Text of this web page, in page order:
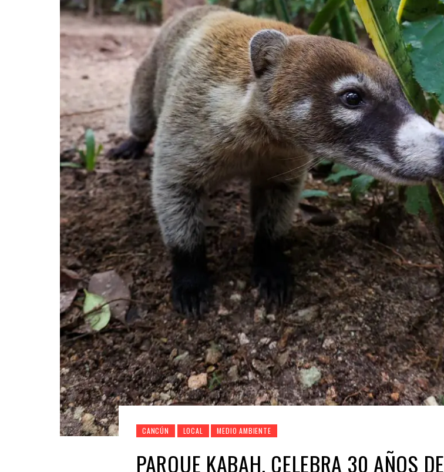
CANCÚN LOCAL MEDIO AMBIENTE
PARQUE KABAH, CELEBRA 30 AÑOS DE